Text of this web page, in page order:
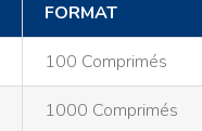
FORMAT
100 Comprimés
1000 Comprimés